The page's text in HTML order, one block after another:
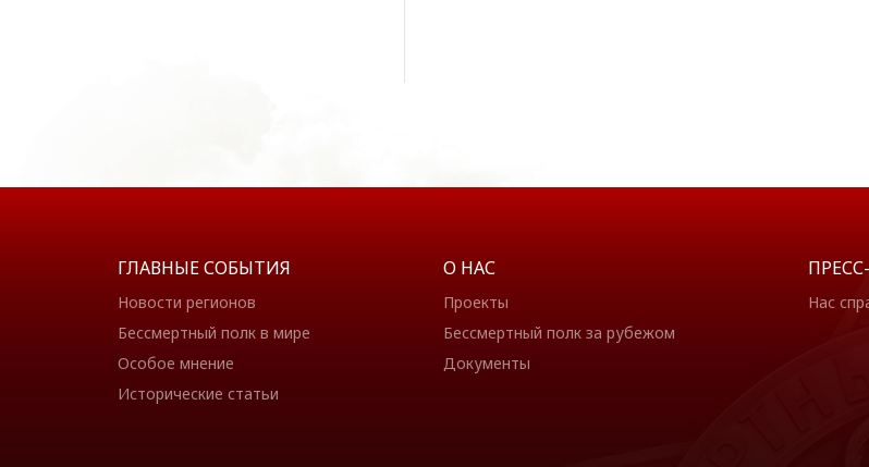
ГЛАВНЫЕ СОБЫТИЯ
Новости регионов
Бессмертный полк в мире
Особое мнение
Исторические статьи
О НАС
Проекты
Бессмертный полк за рубежом
Документы
Нас